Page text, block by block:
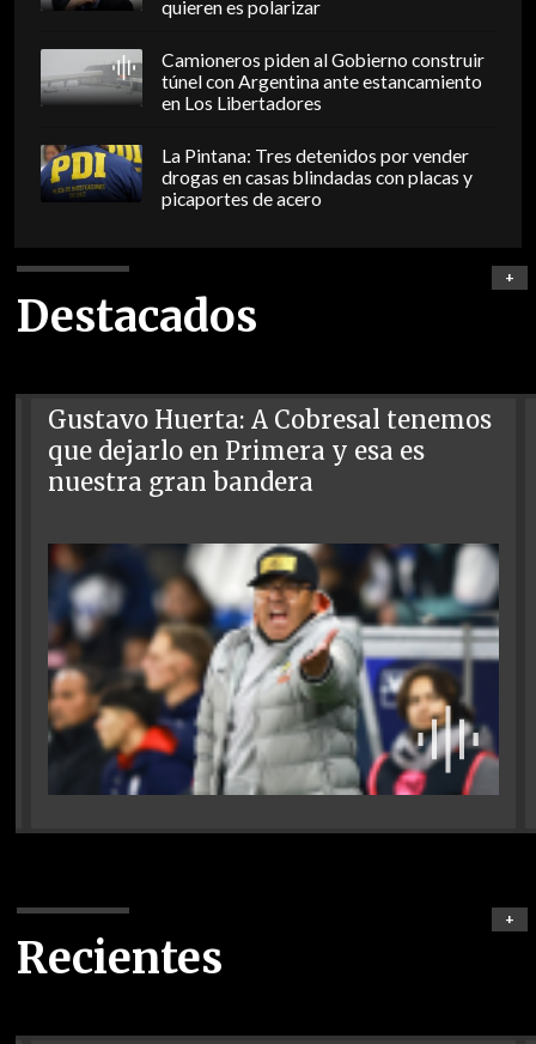
quieren es polarizar
Camioneros piden al Gobierno construir
túnel con Argentina ante estancamiento
en Los Libertadores
La Pintana: Tres detenidos por vender
drogas en casas blindadas con placas y
picaportes de acero
Destacados
+
Gustavo Huerta: A Cobresal tenemos
que dejarlo en Primera y esa es
nuestra gran bandera
Recientes
+